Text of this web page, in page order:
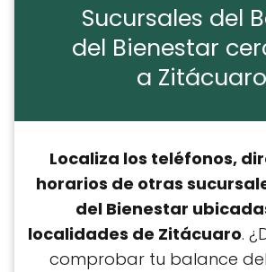
Sucursales del
del Bienestar
a Zitácuaro
Localiza los teléfonos,
horarios de otras
del Bienestar
localidades de Zitácuaro.
comprobar tu balance